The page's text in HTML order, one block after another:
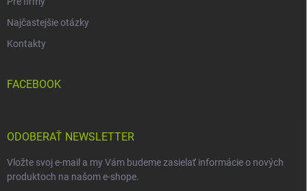
Najčastejšie otázky
Kontakty
FACEBOOK
ODOBERAŤ NEWSLETTER
Vložte svoj e-mail a my Vám budeme zasielať informácie o nových
produktoch na našom e-shope.